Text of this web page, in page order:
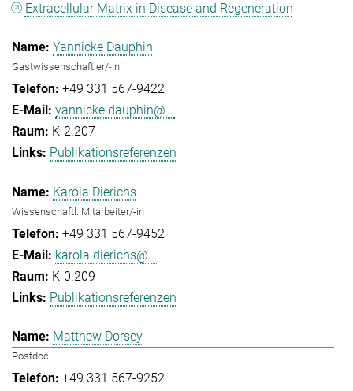
Extracellular Matrix in Disease and Regeneration
Yannicke Dauphin
Gastwissenschaftler/-in
+49 331 567-9422
yannicke.dauphin@...
K-2.207
Publikationsreferenzen
Karola Dierichs
Wissenschaftl. Mitarbeiter/-in
+49 331 567-9452
karola.dierichs@...
K-0.209
Publikationsreferenzen
Matthew Dorsey
Postdoc
+49 331 567-9252